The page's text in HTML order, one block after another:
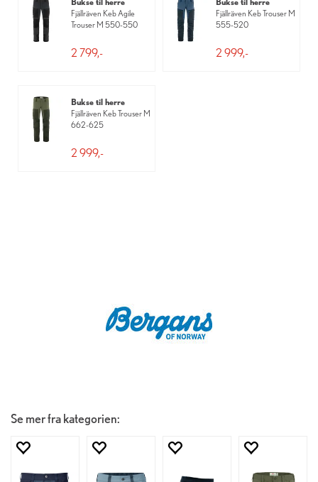
Fjällräven Keb Agile
Trouser M 550-550
2 799,-
Fjällräven Keb Trouser M
555-520
2 999,-
Bukse til herre
Fjällräven Keb Trouser M
662-625
2 999,-
Se mer fra kategorien: